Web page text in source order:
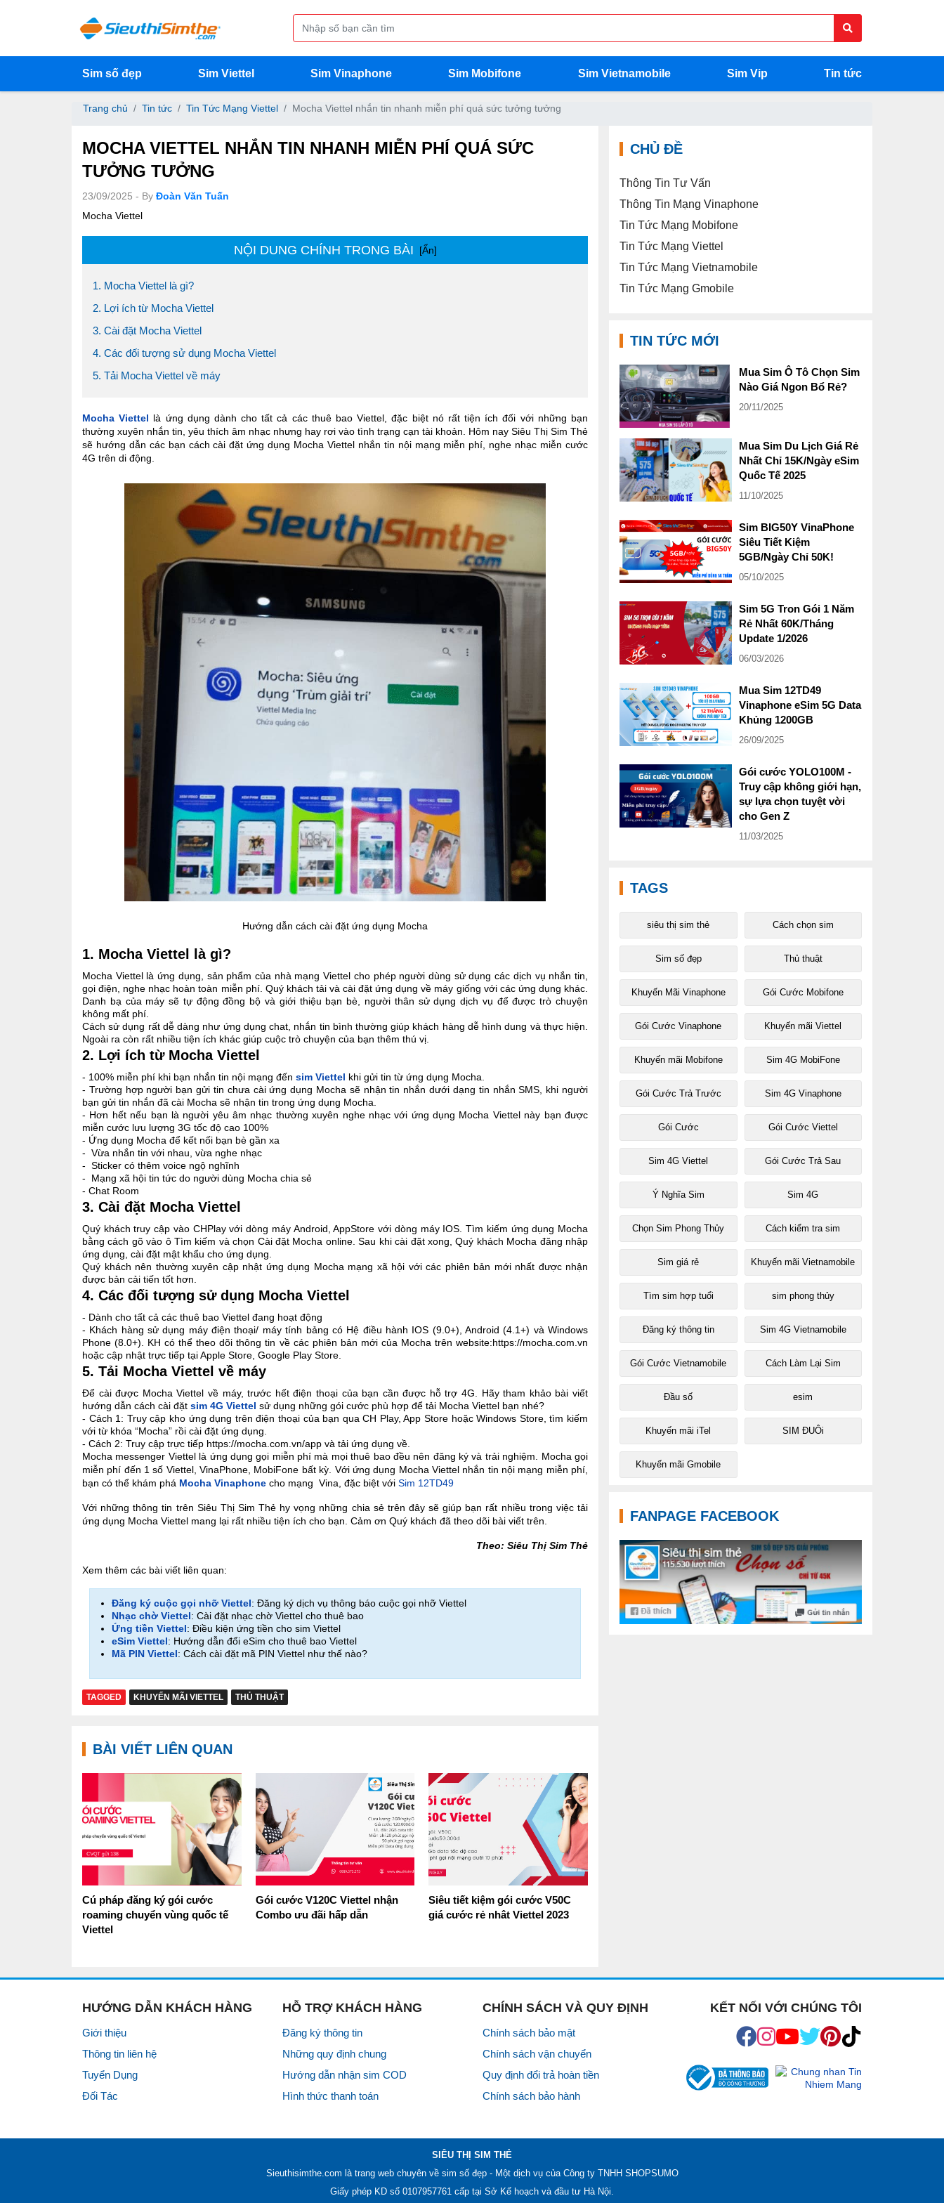
Sim số đẹp Sim Viettel Sim Vinaphone Sim Mobifone Sim Vietnamobile Sim Vip Tin tức
Trang chủ Tin tức Tin Tức Mạng Viettel Mocha Viettel nhắn tin nhanh miễn phí quá sức tưởng tưởng
MOCHA VIETTEL NHẮN TIN NHANH MIỄN PHÍ QUÁ SỨC
TƯỞNG TƯỞNG
23/09/2025 - By Đoàn Văn Tuấn
Mocha Viettel
NỘI DUNG CHÍNH TRONG BÀI [Ẩn]
1. Mocha Viettel là gì?
2. Lợi ích từ Mocha Viettel
3. Cài đặt Mocha Viettel
4. Các đối tượng sử dụng Mocha Viettel
5. Tải Mocha Viettel về máy
Mocha Viettel là ứng dụng dành cho tất cả các thuê bao Viettel, đặc biệt nó rất tiện ích đối với những bạn
thường xuyên nhắn tin, yêu thích âm nhạc nhưng hay rơi vào tình trạng cạn tài khoản. Hôm nay Siêu Thị Sim Thẻ
sẽ hướng dẫn các bạn cách cài đặt ứng dụng Mocha Viettel nhắn tin nội mạng miễn phí, nghe nhạc miễn cước
4G trên di động.
Hướng dẫn cách cài đặt ứng dụng Mocha
1. Mocha Viettel là gì?
Mocha Viettel là ứng dụng, sản phẩm của nhà mạng Viettel cho phép người dùng sử dụng các dịch vụ nhắn tin,
gọi điện, nghe nhạc hoàn toàn miễn phí. Quý khách tải và cài đặt ứng dụng về máy giống với các ứng dụng khác.
Danh bạ của máy sẽ tự động đồng bộ và giới thiệu bạn bè, người thân sử dụng dịch vụ để được trò chuyện
không mất phí.
Cách sử dụng rất dễ dàng như ứng dụng chat, nhắn tin bình thường giúp khách hàng dễ hình dung và thực hiện.
Ngoài ra còn rất nhiều tiện ích khác giúp cuộc trò chuyện của bạn thêm thú vị.
2. Lợi ích từ Mocha Viettel
- 100% miễn phí khi bạn nhắn tin nội mạng đến sim Viettel khi gửi tin từ ứng dụng Mocha.
- Trường hợp người bạn gửi tin chưa cài ứng dụng Mocha sẽ nhận tin nhắn dưới dạng tin nhắn SMS, khi người
bạn gửi tin nhắn đã cài Mocha sẽ nhận tin trong ứng dụng Mocha.
- Hơn hết nếu bạn là người yêu âm nhạc thường xuyên nghe nhạc với ứng dụng Mocha Viettel này bạn được
miễn cước lưu lượng 3G tốc độ cao 100%
- Ứng dụng Mocha để kết nối bạn bè gần xa
- Vừa nhắn tin với nhau, vừa nghe nhạc
- Sticker có thêm voice ngộ nghĩnh
- Mạng xã hội tin tức do người dùng Mocha chia sẻ
- Chat Room
3. Cài đặt Mocha Viettel
Quý khách truy cập vào CHPlay với dòng máy Android, AppStore với dòng máy IOS. Tìm kiếm ứng dụng Mocha
bằng cách gõ vào ô Tìm kiếm và chọn Cài đặt Mocha online. Sau khi cài đặt xong, Quý khách Mocha đăng nhập
ứng dụng, cài đặt mật khẩu cho ứng dụng.
Quý khách nên thường xuyên cập nhật ứng dụng Mocha mạng xã hội với các phiên bản mới nhất được nhận
được bản cải tiến tốt hơn.
4. Các đối tượng sử dụng Mocha Viettel
- Dành cho tất cả các thuê bao Viettel đang hoạt động
- Khách hàng sử dụng máy điện thoại/ máy tính bảng có Hệ điều hành IOS (9.0+), Android (4.1+) và Windows
Phone (8.0+). KH có thể theo dõi thông tin về các phiên bản mới của Mocha trên website:https://mocha.com.vn
hoặc cập nhật trực tiếp tại Apple Store, Google Play Store.
5. Tải Mocha Viettel về máy
Để cài được Mocha Viettel về máy, trước hết điện thoại của bạn cần được hỗ trợ 4G. Hãy tham khảo bài viết
hướng dẫn cách cài đặt sim 4G Viettel sử dụng những gói cước phù hợp để tải Mocha Viettel bạn nhé?
- Cách 1: Truy cập kho ứng dụng trên điện thoại của bạn qua CH Play, App Store hoặc Windows Store, tìm kiếm
với từ khóa “Mocha” rồi cài đặt ứng dụng.
- Cách 2: Truy cập trực tiếp https://mocha.com.vn/app và tải ứng dụng về.
Mocha messenger Viettel là ứng dụng gọi miễn phí mà mọi thuê bao đều nên đăng ký và trải nghiệm. Mocha gọi
miễn phí đến 1 số Viettel, VinaPhone, MobiFone bất kỳ. Với ứng dụng Mocha Viettel nhắn tin nội mạng miễn phí,
bạn có thể khám phá Mocha Vinaphone cho mạng Vina, đặc biệt với Sim 12TD49
Với những thông tin trên Siêu Thị Sim Thẻ hy vọng những chia sẻ trên đây sẽ giúp bạn rất nhiều trong việc tải
ứng dụng Mocha Viettel mang lại rất nhiều tiện ích cho bạn. Cảm ơn Quý khách đã theo dõi bài viết trên.
Theo: Siêu Thị Sim Thẻ
Xem thêm các bài viết liên quan:
Đăng ký cuộc gọi nhỡ Viettel: Đăng ký dịch vụ thông báo cuộc gọi nhỡ Viettel
Nhạc chờ Viettel: Cài đặt nhạc chờ Viettel cho thuê bao
Ứng tiền Viettel: Điều kiện ứng tiền cho sim Viettel
eSim Viettel: Hướng dẫn đổi eSim cho thuê bao Viettel
Mã PIN Viettel: Cách cài đặt mã PIN Viettel như thế nào?
TAGGED KHUYẾN MÃI VIETTEL THỦ THUẬT
BÀI VIẾT LIÊN QUAN
Cú pháp đăng ký gói cước
roaming chuyển vùng quốc tế
Viettel
Gói cước V120C Viettel nhận
Combo ưu đãi hấp dẫn
Siêu tiết kiệm gói cước V50C
giá cước rẻ nhât Viettel 2023
CHỦ ĐỀ
Thông Tin Tư Vấn
Thông Tin Mạng Vinaphone
Tin Tức Mạng Mobifone
Tin Tức Mạng Viettel
Tin Tức Mạng Vietnamobile
Tin Tức Mạng Gmobile
TIN TỨC MỚI
Mua Sim Ô Tô Chọn Sim
Nào Giá Ngon Bổ Rẻ?
20/11/2025
Mua Sim Du Lịch Giá Rẻ
Nhất Chỉ 15K/Ngày eSim
Quốc Tế 2025
11/10/2025
Sim BIG50Y VinaPhone
Siêu Tiết Kiệm
5GB/Ngày Chỉ 50K!
05/10/2025
Sim 5G Tron Gói 1 Năm
Rẻ Nhất 60K/Tháng
Update 1/2026
06/03/2026
Mua Sim 12TD49
Vinaphone eSim 5G Data
Khủng 1200GB
26/09/2025
Gói cước YOLO100M -
Truy cập không giới hạn,
sự lựa chọn tuyệt vời
cho Gen Z
11/03/2025
TAGS
siêu thị sim thẻ Cách chọn sim
Sim số đẹp Thủ thuật
Khuyến Mãi Vinaphone Gói Cước Mobifone
Gói Cước Vinaphone Khuyến mãi Viettel
Khuyến mãi Mobifone Sim 4G MobiFone
Gói Cước Trả Trước Sim 4G Vinaphone
Gói Cước Gói Cước Viettel
Sim 4G Viettel Gói Cước Trả Sau
Ý Nghĩa Sim Sim 4G
Chọn Sim Phong Thủy Cách kiểm tra sim
Sim giá rẻ Khuyến mãi Vietnamobile
Tìm sim hợp tuổi sim phong thủy
Đăng ký thông tin Sim 4G Vietnamobile
Gói Cước Vietnamobile Cách Làm Lại Sim
Đầu số esim
Khuyến mãi iTel SIM ĐUÔi
Khuyến mãi Gmobile
FANPAGE FACEBOOK
HƯỚNG DẪN KHÁCH HÀNG
Giới thiệu
Thông tin liên hệ
Tuyển Dụng
Đối Tác
HỖ TRỢ KHÁCH HÀNG
Đăng ký thông tin
Những quy định chung
Hướng dẫn nhận sim COD
Hình thức thanh toán
CHÍNH SÁCH VÀ QUY ĐỊNH
Chính sách bảo mật
Chính sách vận chuyển
Quy định đổi trả hoàn tiền
Chính sách bảo hành
KẾT NỐI VỚI CHÚNG TÔI
SIÊU THỊ SIM THẺ
Sieuthisimthe.com là trang web chuyên về sim số đẹp- Một dịch vụ của Công ty TNHH SHOPSUMO
Giấy phép KD số 0107957761 cấp tại Sở Kế hoạch và đầu tư Hà Nội.